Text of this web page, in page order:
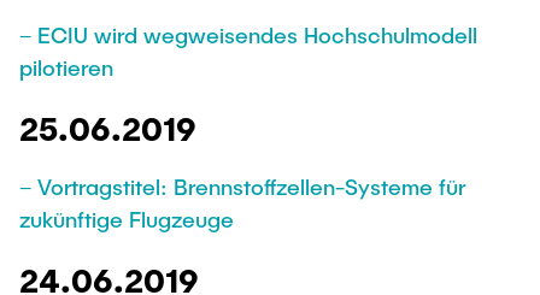
– ECIU wird wegweisendes Hochschulmodell
pilotieren
25.06.2019
– Vortragstitel: Brennstoffzellen-Systeme für
zukünftige Flugzeuge
24.06.2019